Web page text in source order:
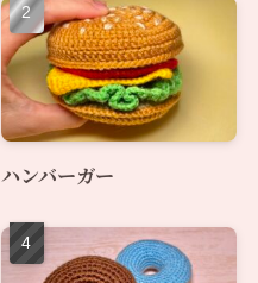
ハンバーガー